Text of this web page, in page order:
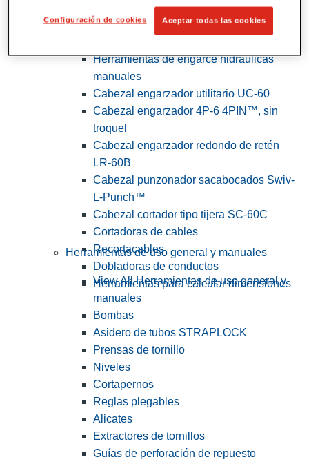
View All Herramientas de servicios
Herramientas de engarce hidráulicas
manuales
Cabezal engarzador utilitario UC-60
Cabezal engarzador 4P-6 4PIN™, sin
troquel
Cabezal engarzador redondo de retén
LR-60B
Cabezal punzonador sacabocados Swiv-
L-Punch™
Cabezal cortador tipo tijera SC-60C
Cortadoras de cables
Recortacables
Dobladoras de conductos
Herramientas para calcular dimensiones
Herramientas de uso general y manuales
View All Herramientas de uso general y
manuales
Bombas
Asidero de tubos STRAPLOCK
Prensas de tornillo
Niveles
Cortapernos
Reglas plegables
Alicates
Extractores de tornillos
Guías de perforación de repuesto
Configuración de cookies Aceptar todas las cookies